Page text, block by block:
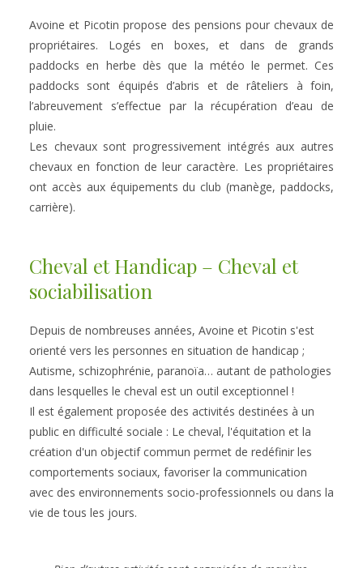
Avoine et Picotin propose des pensions pour chevaux de
propriétaires. Logés en boxes, et dans de grands
paddocks en herbe dès que la météo le permet. Ces
paddocks sont équipés d’abris et de râteliers à foin,
l’abreuvement s’effectue par la récupération d’eau de
pluie.
Les chevaux sont progressivement intégrés aux autres
chevaux en fonction de leur caractère. Les propriétaires
ont accès aux équipements du club (manège, paddocks,
carrière).
Cheval et Handicap – Cheval et
sociabilisation
Depuis de nombreuses années, Avoine et Picotin s'est
orienté vers les personnes en situation de handicap ;
Autisme, schizophrénie, paranoïa… autant de pathologies
dans lesquelles le cheval est un outil exceptionnel !
Il est également proposée des activités destinées à un
public en difficulté sociale : Le cheval, l'équitation et la
création d'un objectif commun permet de redéfinir les
comportements sociaux, favoriser la communication
avec des environnements socio-professionnels ou dans la
vie de tous les jours.